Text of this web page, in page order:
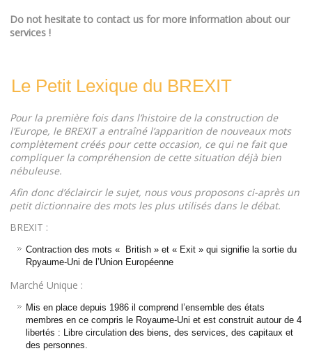
Do not hesitate to contact us for more information about our
services !
Le Petit Lexique du BREXIT
Pour la première fois dans l’histoire de la construction de
l’Europe, le BREXIT a entraîné l’apparition de nouveaux mots
complètement créés pour cette occasion, ce qui ne fait que
compliquer la compréhension de cette situation déjà bien
nébuleuse.
Afin donc d’éclaircir le sujet, nous vous proposons ci-après un
petit dictionnaire des mots les plus utilisés dans le débat.
BREXIT :
Contraction des mots « British » et « Exit » qui signifie la sortie du
Rpyaume-Uni de l’Union Européenne
Marché Unique :
Mis en place depuis 1986 il comprend l’ensemble des états
membres en ce compris le Royaume-Uni et est construit autour de 4
libertés : Libre circulation des biens, des services, des capitaux et
des personnes.